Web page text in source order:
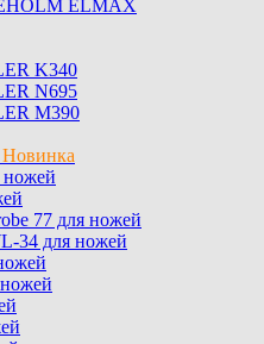
ELMAX
K340
N695
M390
Новинка
ножей
77 для ножей
34 для ножей